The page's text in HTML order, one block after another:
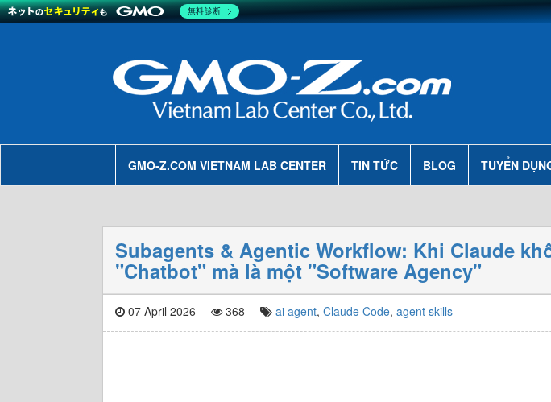
GMO-Z.COM VIETNAM LAB CENTER TIN TỨC BLOG TUYỂN
Subagents & Agentic Workflow: Khi Claude
"Chatbot" mà là một "Software Agency"
07 April 2026 368 ai agent, Claude Code, agent skills
無料診断